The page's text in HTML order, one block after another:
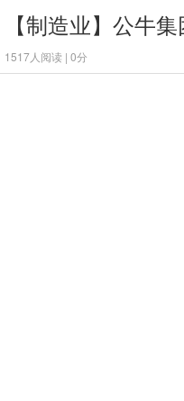
【制造业】公牛
1517人阅读 | 0分